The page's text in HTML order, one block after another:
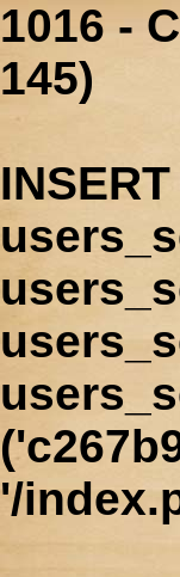
1016 -
145)
'/